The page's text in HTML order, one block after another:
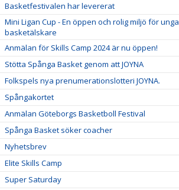
Basketfestivalen har levererat
Mini Ligan Cup - En öppen och rolig miljö för unga
basketälskare
Anmälan för Skills Camp 2024 är nu öppen!
Stötta Spånga Basket genom att JOYNA
Folkspels nya prenumerationslotteri JOYNA.
Spångakortet
Anmälan Göteborgs Basketboll Festival
Spånga Basket söker coacher
Nyhetsbrev
Elite Skills Camp
Super Saturday